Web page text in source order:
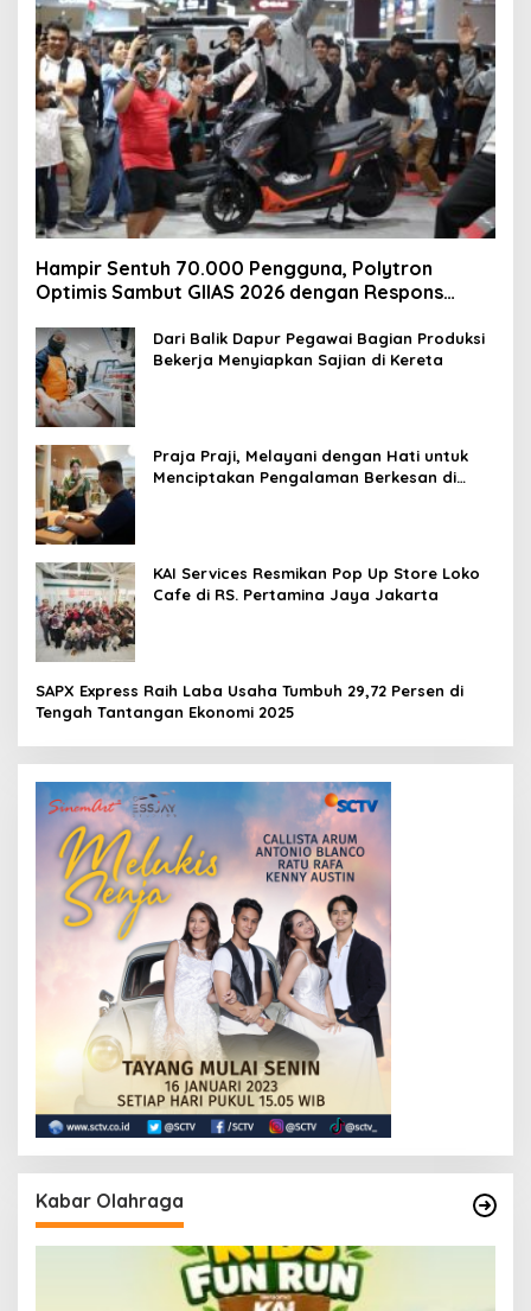
Hampir Sentuh 70.000 Pengguna, Polytron
Optimis Sambut GIIAS 2026 dengan Respons
Dari Balik Dapur Pegawai Bagian Produksi
Bekerja Menyiapkan Sajian di Kereta
Praja Praji, Melayani dengan Hati untuk
Menciptakan Pengalaman Berkesan di
KAI Services Resmikan Pop Up Store Loko
Cafe di RS. Pertamina Jaya Jakarta
SAPX Express Raih Laba Usaha Tumbuh 29,72 Persen di
Tengah Tantangan Ekonomi 2025
Kabar Olahraga